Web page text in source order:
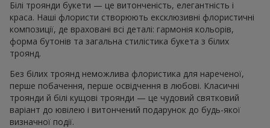
Білі троянди букети — це витонченість, елегантність і
краса. Наші флористи створюють ексклюзивні флористичні
композиції, де враховані всі деталі: гармонія кольорів,
форма бутонів та загальна стилістика букета з білих
троянд.
Без білих троянд неможлива флористика для нареченої,
перше побачення, перше освідчення в любові. Класичні
троянди й білі кущові троянди — це чудовий святковий
варіант до ювілею і витончений подарунок до будь-якої
визначної події.